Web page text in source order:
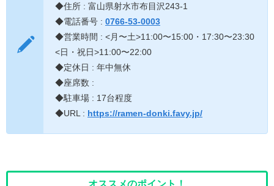
◆住所 : 富山県射水市布目沢243-1
◆電話番号 : 0766-53-0003
◆営業時間 : <月〜土>11:00〜15:00・17:30〜23:30
<日・祝日>11:00〜22:00
◆定休日 : 年中無休
◆座席数 :
◆駐車場 : 17台程度
◆URL : https://ramen-donki.favy.jp/